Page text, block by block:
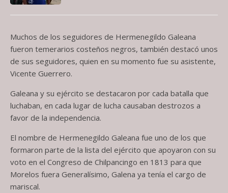
Muchos de los seguidores de Hermenegildo Galeana
fueron temerarios costeños negros, también destacó unos
de sus seguidores, quien en su momento fue su asistente,
Vicente Guerrero.
Galeana y su ejército se destacaron por cada batalla que
luchaban, en cada lugar de lucha causaban destrozos a
favor de la independencia.
El nombre de Hermenegildo Galeana fue uno de los que
formaron parte de la lista del ejército que apoyaron con su
voto en el Congreso de Chilpancingo en 1813 para que
Morelos fuera Generalísimo, Galena ya tenía el cargo de
mariscal.